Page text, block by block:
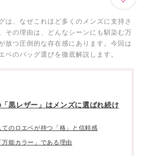
は、なぜこれほど多くのメンズに支持さ
その理由は、どんなシーンにも馴染む万
放つ圧倒的な存在感にあります。今回は
ベのバッグ選びを徹底解説します。
黒レザー」はメンズに選ばれ続け
てのロエベが持つ「格」と信頼感
万能カラー」である理由